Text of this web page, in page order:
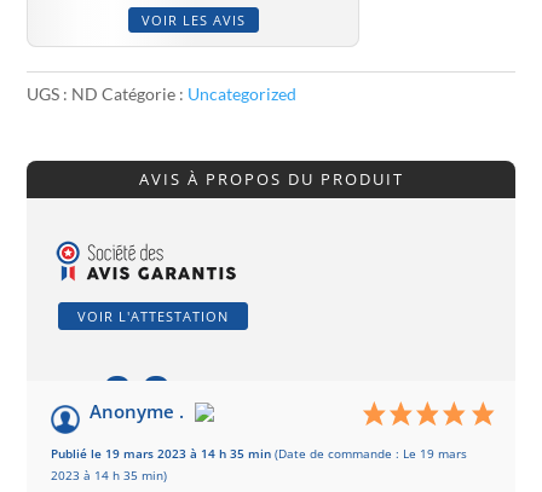
VOIR LES AVIS
UGS : ND Catégorie : Uncategorized
AVIS À PROPOS DU PRODUIT
VOIR L'ATTESTATION
8.9/10
Basé sur 22 avis
Anonyme .
Publié le 19 mars 2023 à 14 h 35 min(Date de commande : Le 19 mars
2023 à 14 h 35 min)